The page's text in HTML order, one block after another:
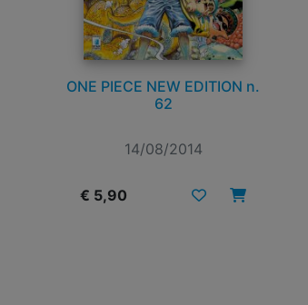
ONE PIECE NEW EDITION n.
62
14/08/2014
€ 5,90